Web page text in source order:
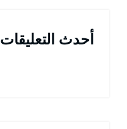
أحدث التعليقات